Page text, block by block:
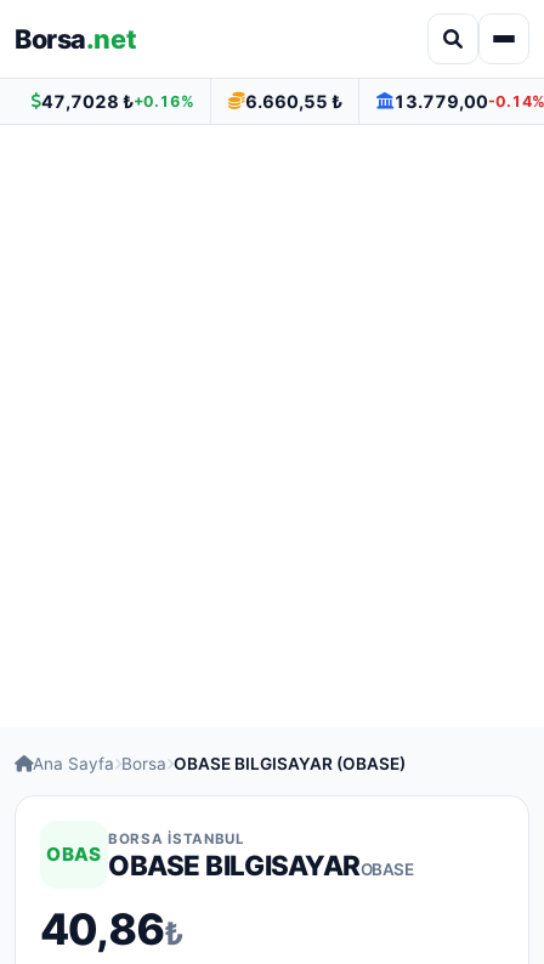
Borsa.net
47,7028 ₺+0.16% 6.660,55 ₺ 13.779,00-0.14%
Ana Sayfa Borsa OBASE BILGISAYAR (OBASE)
OBAS
BORSA İSTANBUL
OBASE BILGISAYAROBASE
40,86₺